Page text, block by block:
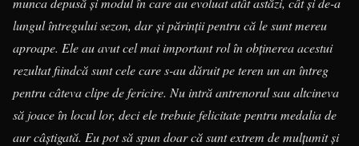
lungul întregului sezon, dar şi părinţii pentru că le sunt mereu
aproape. Ele au avut cel mai important rol în obţinerea acestui
rezultat fiindcă sunt cele care s-au dăruit pe teren un an întreg
pentru câteva clipe de fericire. Nu intră antrenorul sau altcineva
să joace în locul lor, deci ele trebuie felicitate pentru medalia de
aur câştigată. Eu pot să spun doar că sunt extrem de mulţumit şi